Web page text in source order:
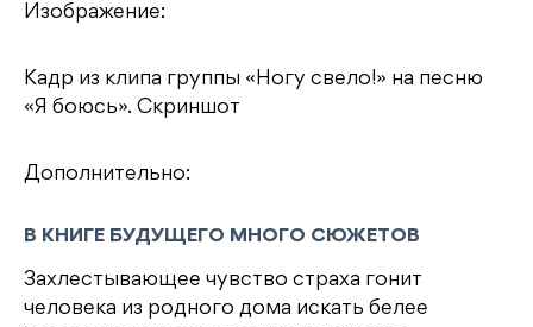
Изображение:
Кадр из клипа группы «Ногу свело!» на песню
«Я боюсь». Скриншот
Дополнительно:
В КНИГЕ БУДУЩЕГО МНОГО СЮЖЕТОВ
Захлестывающее чувство страха гонит
человека из родного дома искать белее